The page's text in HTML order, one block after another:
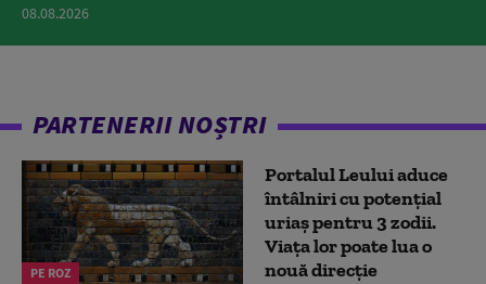
08.08.2026
PARTENERII NOȘTRI
PE ROZ
Portalul Leului aduce
întâlniri cu potențial
uriaș pentru 3 zodii.
Viața lor poate lua o
nouă direcție